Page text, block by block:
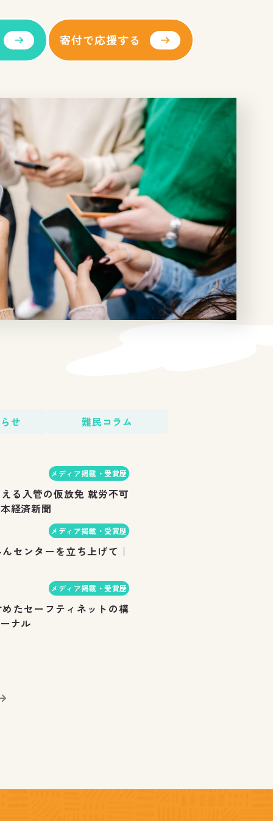
寄付で応援する
せ 難民コラム
メディア掲載・受賞歴
る入管の仮放免 就労不可
経済新聞
メディア掲載・受賞歴
センターを立ち上げて｜
メディア掲載・受賞歴
たセーフティネットの構
ナル